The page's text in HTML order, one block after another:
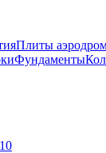
Плиты
Фундаменты